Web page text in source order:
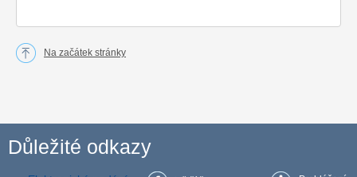
Na začátek stránky
Důležité odkazy